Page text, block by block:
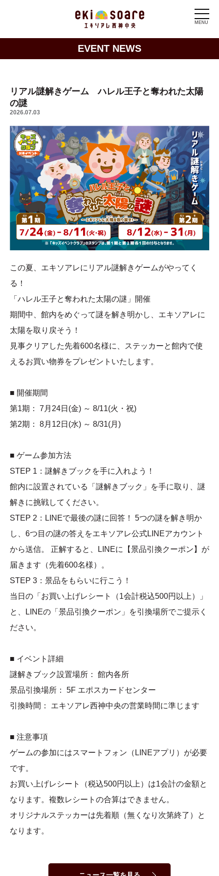
MENU
EVENT NEWS
リアル謎解きゲーム ハレル王子と奪われた太陽
の謎
2026.07.03
この夏、エキソアレにリアル謎解きゲームがやってく
る！
「ハレル王子と奪われた太陽の謎」開催
期間中、館内をめぐって謎を解き明かし、エキソアレに
太陽を取り戻そう！
見事クリアした先着600名様に、ステッカーと館内で使
えるお買い物券をプレゼントいたします。
■ 開催期間
第1期： 7月24日(金) ～ 8/11(火・祝)
第2期： 8月12日(水) ～ 8/31(月)
■ ゲーム参加方法
STEP 1：謎解きブックを手に入れよう！
館内に設置されている「謎解きブック」を手に取り、謎
解きに挑戦してください。
STEP 2：LINEで最後の謎に回答！ 5つの謎を解き明か
し、6つ目の謎の答えをエキソアレ公式LINEアカウント
から送信。 正解すると、LINEに【景品引換クーポン】が
届きます（先着600名様）。
STEP 3：景品をもらいに行こう！
当日の「お買い上げレシート（1会計税込500円以上）」
と、LINEの「景品引換クーポン」を引換場所でご提示く
ださい。
■ イベント詳細
謎解きブック設置場所： 館内各所
景品引換場所： 5F エポスカードセンター
引換時間： エキソアレ西神中央の営業時間に準じます
■ 注意事項
ゲームの参加にはスマートフォン（LINEアプリ）が必要
です。
お買い上げレシート（税込500円以上）は1会計の金額と
なります。複数レシートの合算はできません。
オリジナルステッカーは先着順（無くなり次第終了）と
なります。